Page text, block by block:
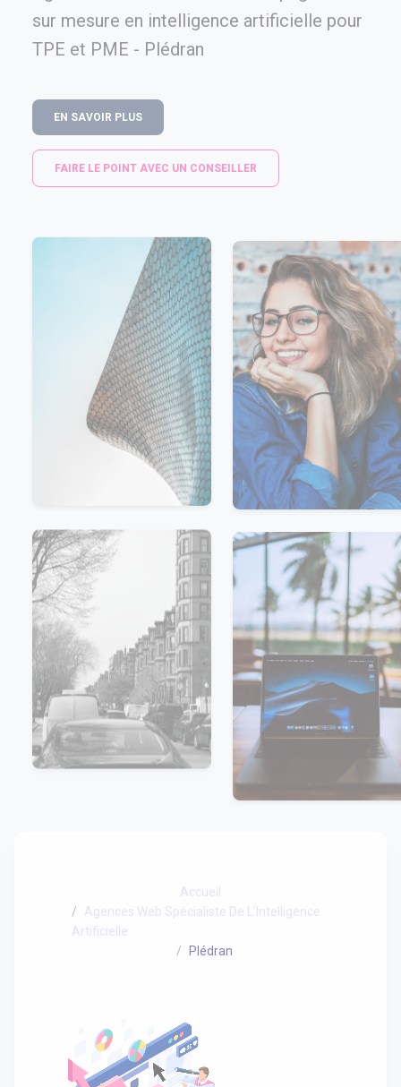
sur mesure en intelligence artificielle pour
TPE et PME - Plédran
EN SAVOIR PLUS
FAIRE LE POINT AVEC UN CONSEILLER
Accueil
Agences Web Spécialiste De L'Intelligence
Artificielle
Plédran